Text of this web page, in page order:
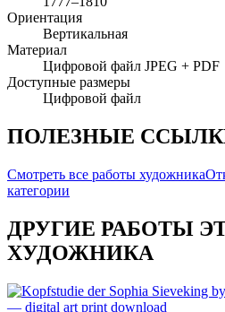
Ориентация
Вертикальная
Материал
Цифровой файл JPEG + PDF
Доступные размеры
Цифровой файл
ПОЛЕЗНЫЕ
Смотреть все работы художника
категории
ДРУГИЕ РАБОТЫ
ХУДОЖНИКА